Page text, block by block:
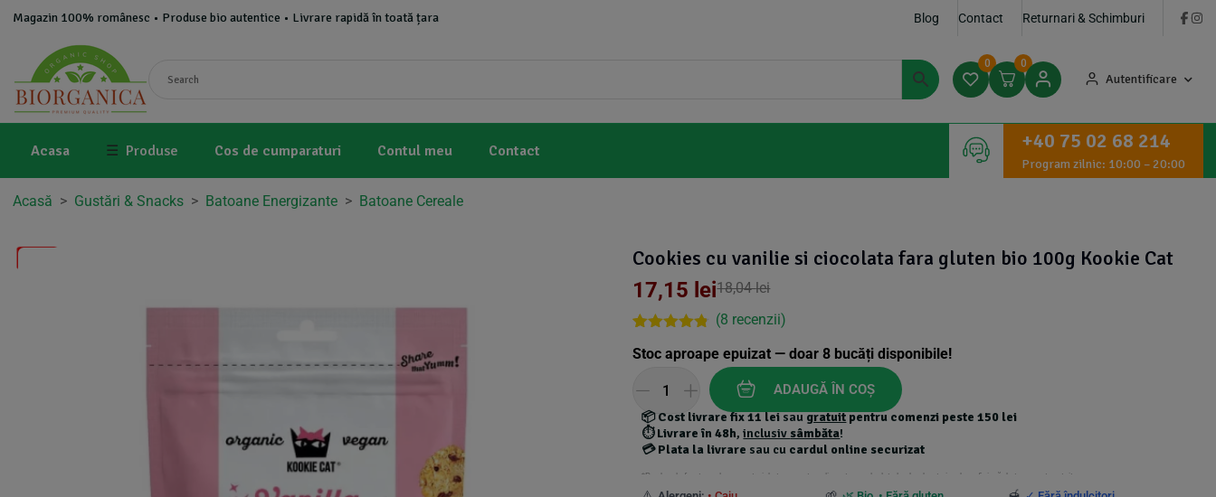
Magazin 100% românesc • Produse bio autentice • Livrare rapidă în toată țara Blog Contact Returnari & Schimburi
0 0
Autentificare
Acasa ☰ Produse Cos de cumparaturi Contul meu Contact +40 75 02 68 214
Program zilnic: 10:00 – 20:00
Acasă > Gustări & Snacks > Batoane Energizante > Batoane Cereale
Cookies cu vanilie si ciocolata fara gluten bio 100g Kookie Cat
18,04lei
17,15 lei
out of 5
customer
ratings
(8 recenzii)
Stoc aproape epuizat — doar8 bucăți disponibile!
ADAUGĂ ÎN COȘ
📦Cost livrare fix 11 leisaugratuitpentru comenzi peste 150 lei
⏱️Livrare în 48h,inclusiv sâmbăta!
💳Plata la livrare sau cu cardul online securizat
*Produsele foarte grele au costuri de transport suplimentare calculate la checkout și nu beneficiază de transport gratuit.